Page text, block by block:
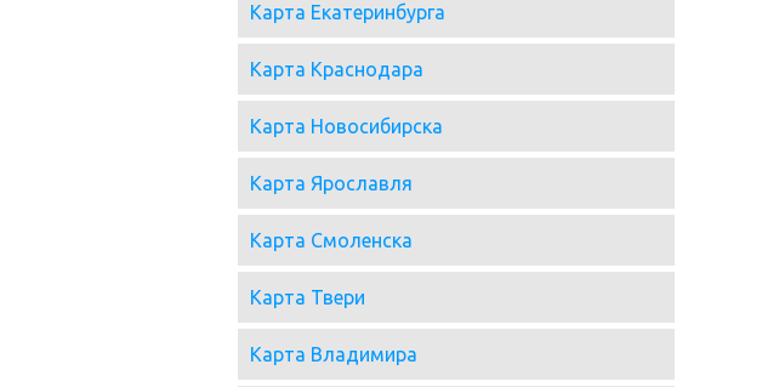
Карта Екатеринбурга
Карта Краснодара
Карта Новосибирска
Карта Ярославля
Карта Смоленска
Карта Твери
Карта Владимира